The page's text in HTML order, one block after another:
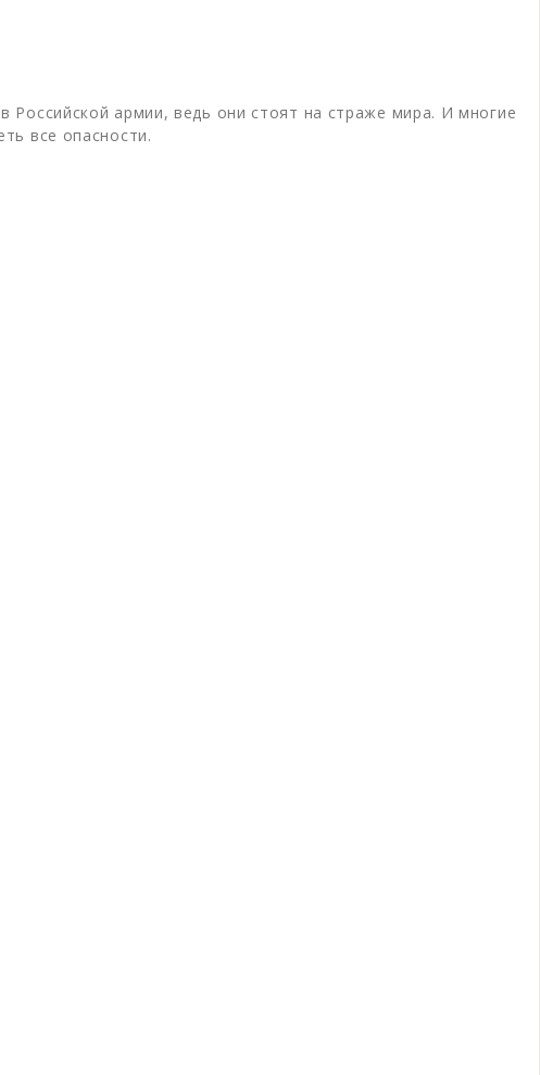
армии, ведь они стоят на страже мира. И многие
все опасности.